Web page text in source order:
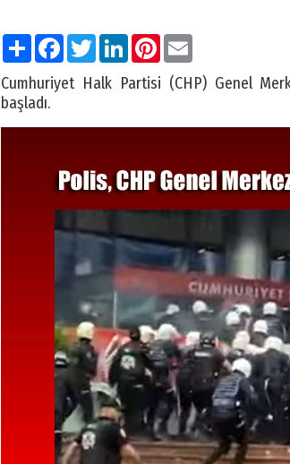
PaylaşFacebook
TwitterLinkedInPinterest
Cumhuriyet Halk Partisi (CHP) Genel
başladı.